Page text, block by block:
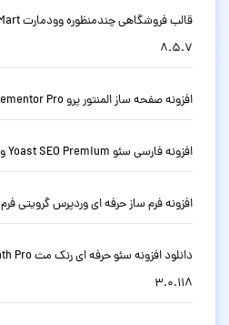
8.5.7
افزونه صفحه ساز المنتور پرو Elementor Pro وردپرس نسخه 4.2.1
افزونه فارسی سئو Yoast SEO Premium وردپرس نسخه حرفه ای 28.1
افزونه فرم ساز حرفه ای وردپرس گرویتی فرم Gravity Forms نسخه 3.0.0
3.0.118